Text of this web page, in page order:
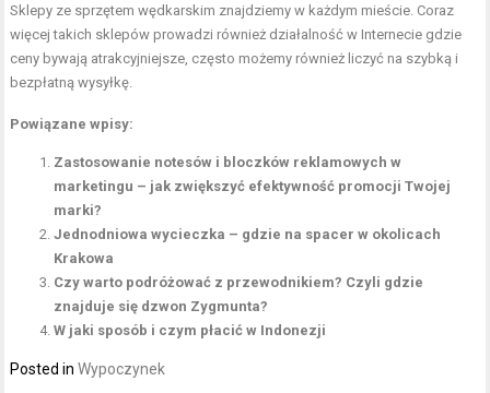
Sklepy ze sprzętem wędkarskim znajdziemy w każdym mieście. Coraz
więcej takich sklepów prowadzi również działalność w Internecie gdzie
ceny bywają atrakcyjniejsze, często możemy również liczyć na szybką i
bezpłatną wysyłkę.
Powiązane wpisy:
Zastosowanie notesów i bloczków reklamowych w
marketingu – jak zwiększyć efektywność promocji Twojej
marki?
Jednodniowa wycieczka – gdzie na spacer w okolicach
Krakowa
Czy warto podróżować z przewodnikiem? Czyli gdzie
znajduje się dzwon Zygmunta?
W jaki sposób i czym płacić w Indonezji
Posted inWypoczynek